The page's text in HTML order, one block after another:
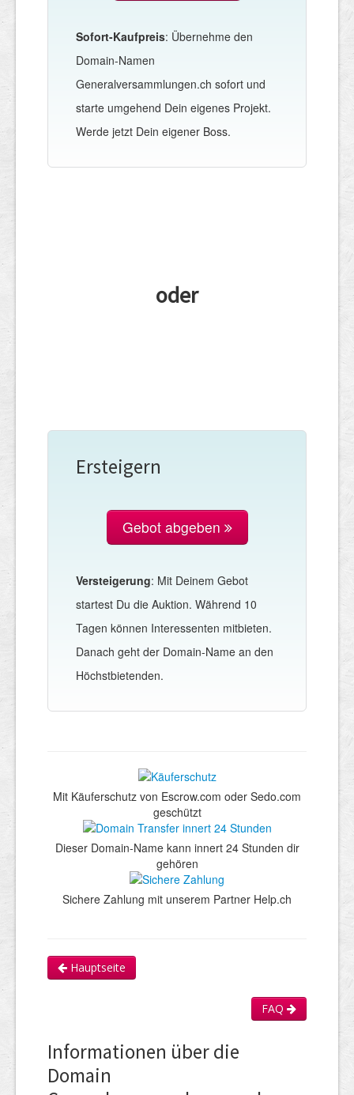
Sofort-Kaufpreis: Übernehme den
Domain-Namen
Generalversammlungen.ch sofort und
starte umgehend Dein eigenes Projekt.
Werde jetzt Dein eigener Boss.
oder
Ersteigern
Gebot abgeben
Versteigerung: Mit Deinem Gebot
startest Du die Auktion. Während 10
Tagen können Interessenten mitbieten.
Danach geht der Domain-Name an den
Höchstbietenden.
Mit Käuferschutz von Escrow.com oder Sedo.com
geschützt
Dieser Domain-Name kann innert 24 Stunden dir
gehören
Sichere Zahlung mit unserem Partner Help.ch
Hauptseite
FAQ
Informationen über die
Domain